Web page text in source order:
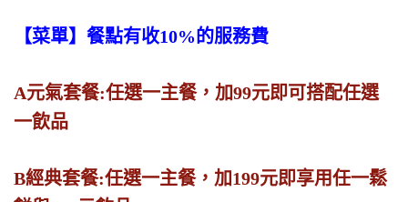
【菜單】餐點有收10%的服務費
A元氣套餐:任選一主餐，加99元即可搭配任選
一飲品
B經典套餐:任選一主餐，加199元即享用任一鬆